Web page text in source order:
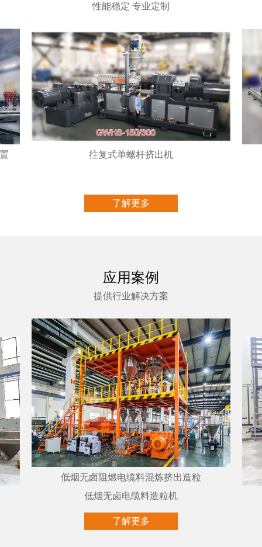
性能稳定 专业定制
往复式单螺杆挤出机
了解更多
应用案例
提供行业解决方案
低烟无卤阻燃电缆料混炼挤出造粒
低烟无卤电缆料造粒机
了解更多